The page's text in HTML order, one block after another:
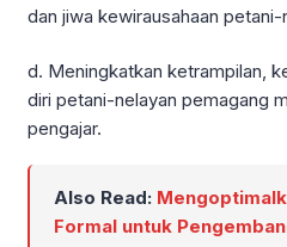
dan jiwa kewirausahaan
d. Meningkatkan ketrampilan,
diri petani-nelayan pemagang
pengajar.
Also Read:
Formal untuk